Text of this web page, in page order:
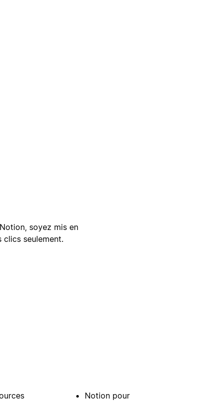
soyez mis en
clics seulement.
Notion pour